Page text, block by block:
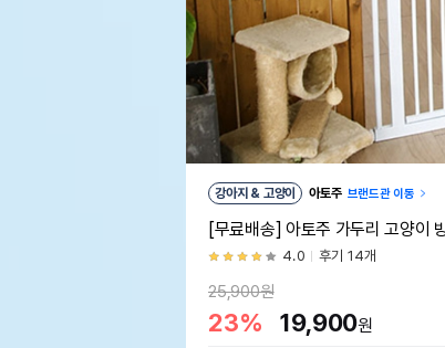
강아지 & 고양이 아토주 브랜드관 이동
[무료배송] 아토주 가두리 고양이
4.0 후기 14개
25,900원
23% 19,900원